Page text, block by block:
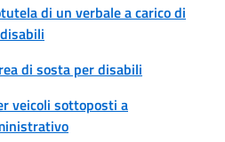
di un verbale a carico di
di sosta per disabili
veicoli sottoposti a